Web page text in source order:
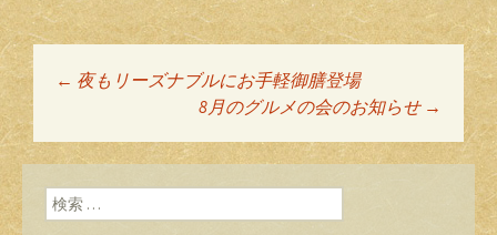
投稿ナビゲーショ
ン
← 夜もリーズナブルにお手軽御膳登場
8月のグルメの会のお知らせ →
検索: